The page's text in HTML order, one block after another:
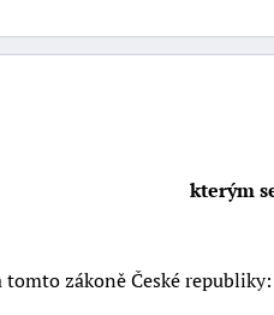
kterým
zákoně České republiky: